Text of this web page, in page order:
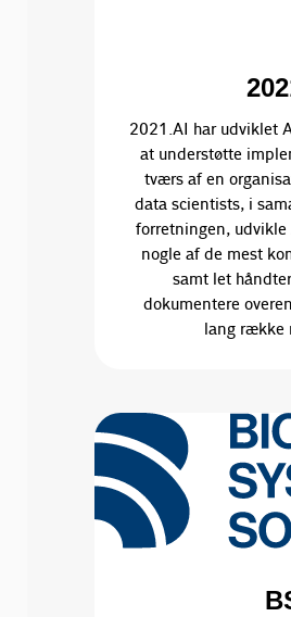
2021.AI har udviklet
at understøtte
tværs af en
data scientists, i
forretningen,
nogle af de mest
samt let
dokumentere
lang række